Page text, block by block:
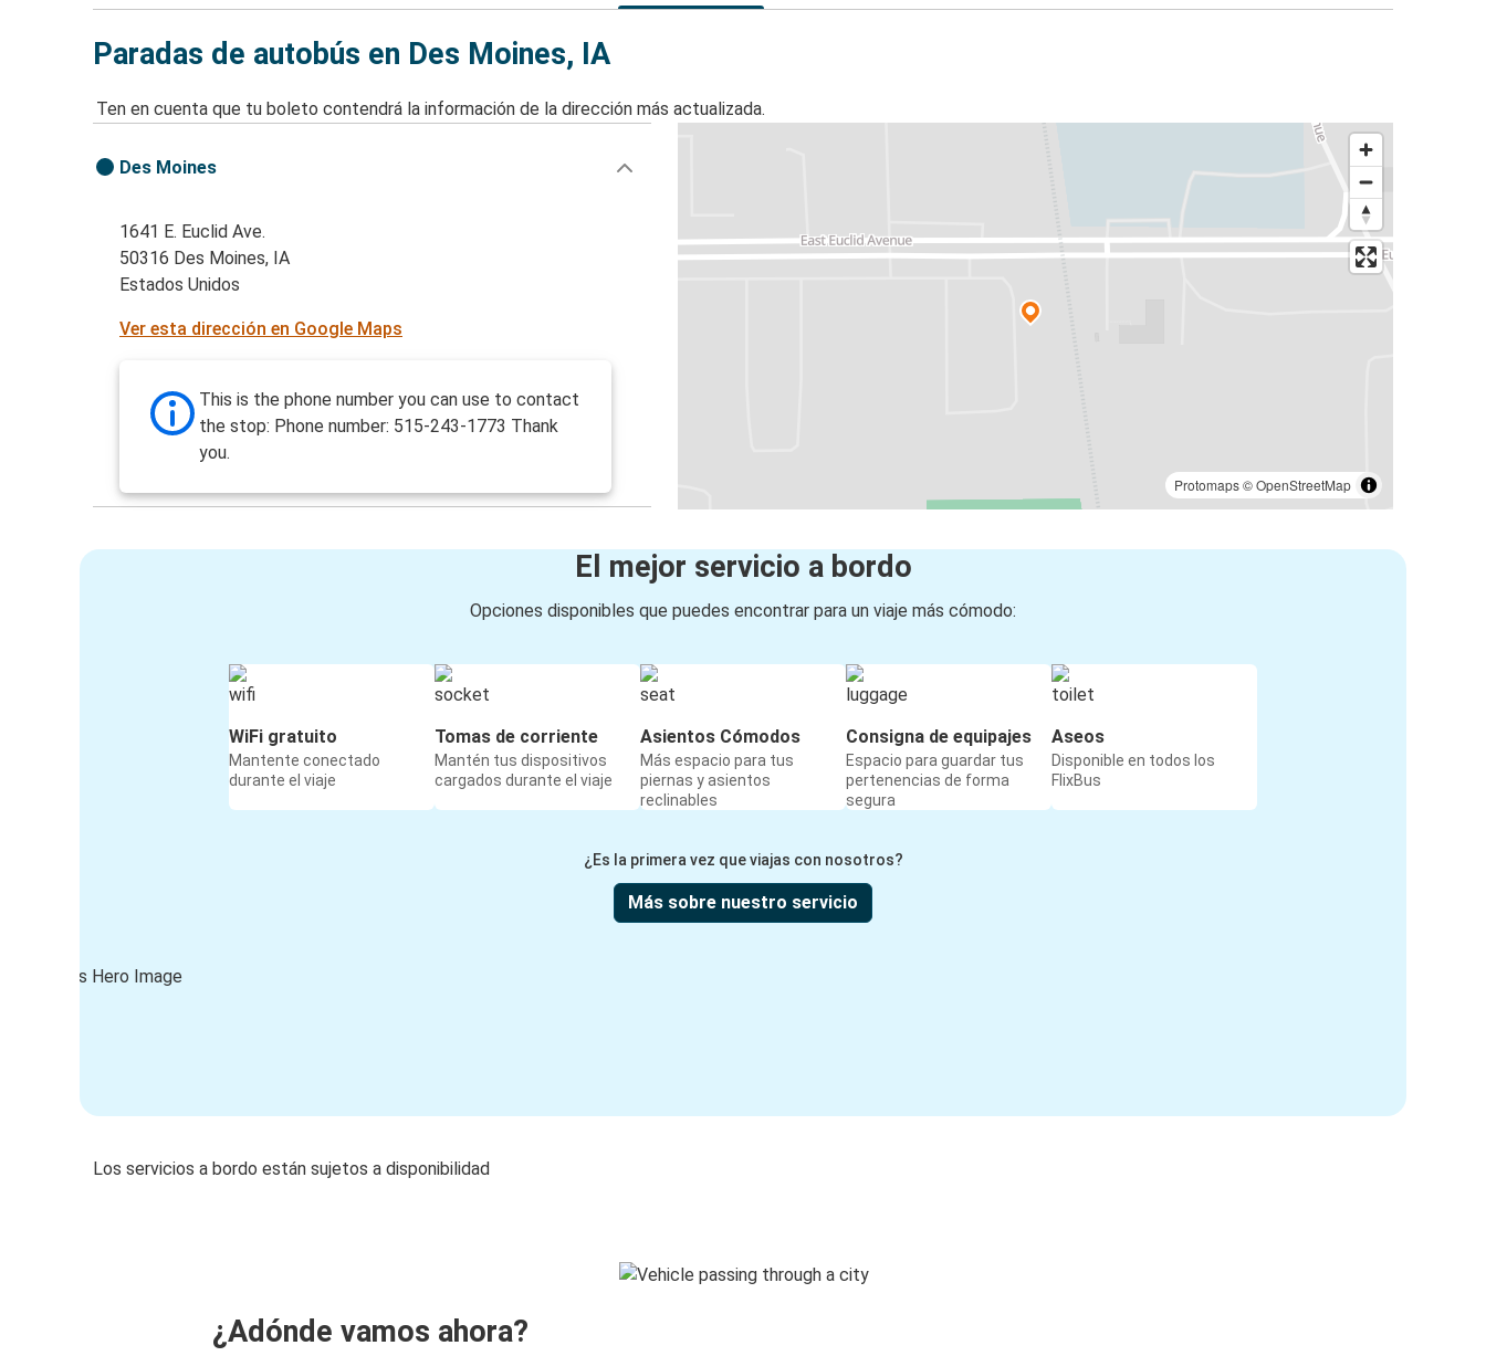
Paradas de autobús en Des Moines, IA
Ten en cuenta que tu boleto contendrá la información de la dirección más actualizada.
Protomaps©OpenStreetMap
Des Moines
1641 E. Euclid Ave.
50316 Des Moines, IA
Estados Unidos
Ver esta dirección en Google Maps
This is the phone number you can use to contact
the stop: Phone number: 515-243-1773 Thank
you.
El mejor servicio a bordo
Opciones disponibles que puedes encontrar para un viaje más cómodo:
WiFi gratuito
Mantente conectado
durante el viaje
Tomas de corriente
Mantén tus dispositivos
cargados durante el viaje
Asientos Cómodos
Más espacio para tus
piernas y asientos
reclinables
Consigna de equipajes
Espacio para guardar tus
pertenencias de forma
segura
Aseos
Disponible en todos los
FlixBus
¿Es la primera vez que viajas con nosotros?
Más sobre nuestro servicio
Los servicios a bordo están sujetos a disponibilidad
¿Adónde vamos ahora?